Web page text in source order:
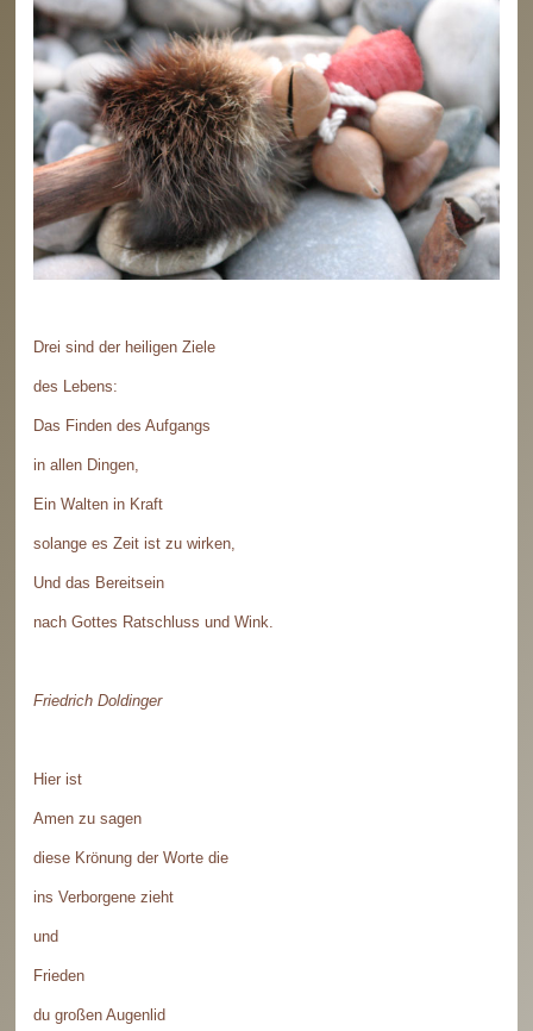
Drei sind der heiligen Ziele
des Lebens:
Das Finden des Aufgangs
in allen Dingen,
Ein Walten in Kraft
solange es Zeit ist zu wirken,
Und das Bereitsein
nach Gottes Ratschluss und Wink.
Friedrich Doldinger
Hier ist
Amen zu sagen
diese Krönung der Worte die
ins Verborgene zieht
und
Frieden
du großen Augenlid